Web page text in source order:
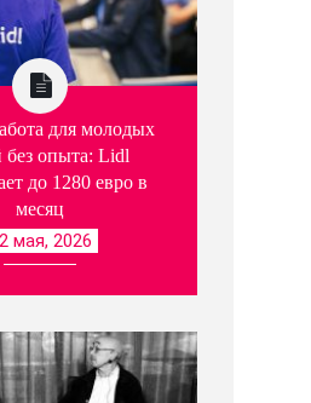
для молодых
без опыта: Lidl
до 1280 евро в
месяц
мая, 2026